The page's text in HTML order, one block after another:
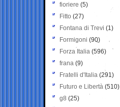
fioriere (5)
Fitto (27)
Fontana di Trevi (1)
Formigoni (90)
Forza Italia (596)
frana (9)
Fratelli d'Italia (291)
Futuro e Libertà (510)
g8 (25)